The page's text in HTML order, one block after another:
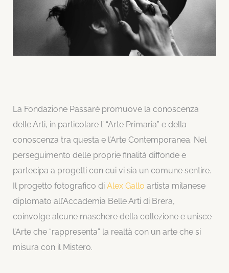
La Fondazione Passaré promuove la conoscenza
delle Arti, in particolare l’ “Arte Primaria” e della
conoscenza tra questa e l’Arte Contemporanea. Nel
perseguimento delle proprie finalità diffonde e
partecipa a progetti con cui vi sia un comune sentire.
Il progetto fotografico di Alex Gallo artista milanese
diplomato all’Accademia Belle Arti di Brera,
coinvolge alcune maschere della collezione e unisce
l’Arte che “rappresenta” la realtà con un arte che si
misura con il Mistero.